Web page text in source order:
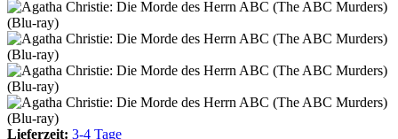
Lieferzeit: 3-4 Tage